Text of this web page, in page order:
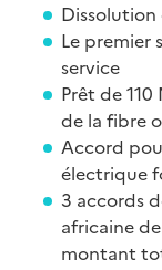
Le premier
service
Prêt de
de la fibre
Accord
électrique
3 accords
africaine
montant